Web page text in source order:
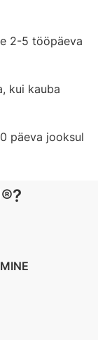
2-5 tööpäeva
kui kauba
päeva jooksul